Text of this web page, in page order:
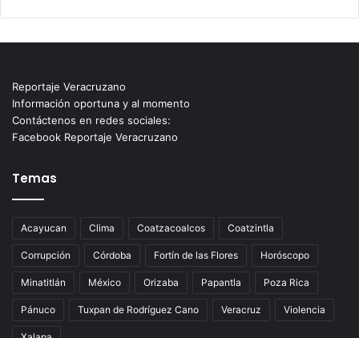
Reportaje Veracruzano
Información oportuna y al momento
Contáctenos en redes sociales:
Facebook Reportaje Veracruzano
Temas
Acayucan Clima Coatzacoalcos Coatzintla
Corrupción Córdoba Fortín de las Flores Horóscopo
Minatitlán México Orizaba Papantla Poza Rica
Pánuco Tuxpan de Rodríguez Cano Veracruz Violencia